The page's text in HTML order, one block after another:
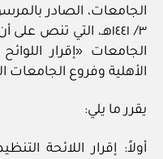
٣/ ١٤٤١هـ، التي
الجامعات «إقرار
الأهلية وفروع الجامعات
يقرر ما يلي:
أولاً: إقرار اللائحة